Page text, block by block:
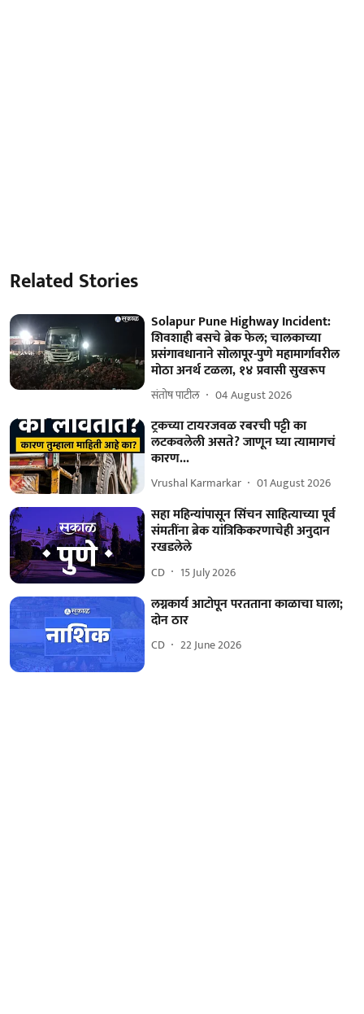
Related Stories
Solapur Pune Highway Incident:
शिवशाही बसचे ब्रेक फेल; चालकाच्या
प्रसंगावधानाने सोलापूर-पुणे महामार्गावरील
मोठा अनर्थ टळला, १४ प्रवासी सुखरूप
संतोष पाटील 04 August 2026
ट्रकच्या टायरजवळ रबरची पट्टी का
लटकवलेली असते? जाणून घ्या त्यामागचं
कारण...
Vrushal Karmarkar 01 August 2026
सहा महिन्यांपासून सिंचन साहित्याच्या पूर्व
संमतींना ब्रेक यांत्रिकि‍करणाचेही अनुदान
रखडलेले
CD 15 July 2026
​लग्नकार्य आटोपून परतताना काळाचा घाला;
दोन ठार
CD 22 June 2026